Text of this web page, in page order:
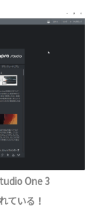
One 3
ている！